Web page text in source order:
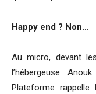
Happy end ? Non…
Au micro, devant
l’hébergeuse
Plateforme